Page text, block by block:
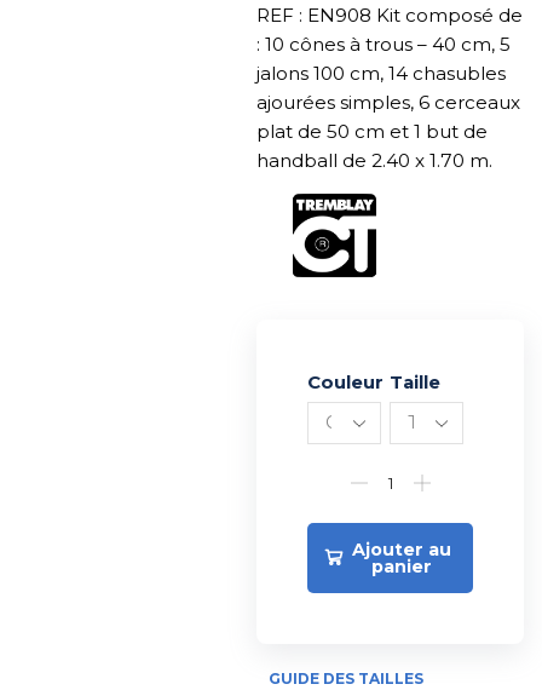
REF : EN908 Kit composé de
: 10 cônes à trous – 40 cm, 5
jalons 100 cm, 14 chasubles
ajourées simples, 6 cerceaux
plat de 50 cm et 1 but de
handball de 2.40 x 1.70 m.
Couleur Taille
Ajouter au
panier
Alternative:
GUIDE DES TAILLES